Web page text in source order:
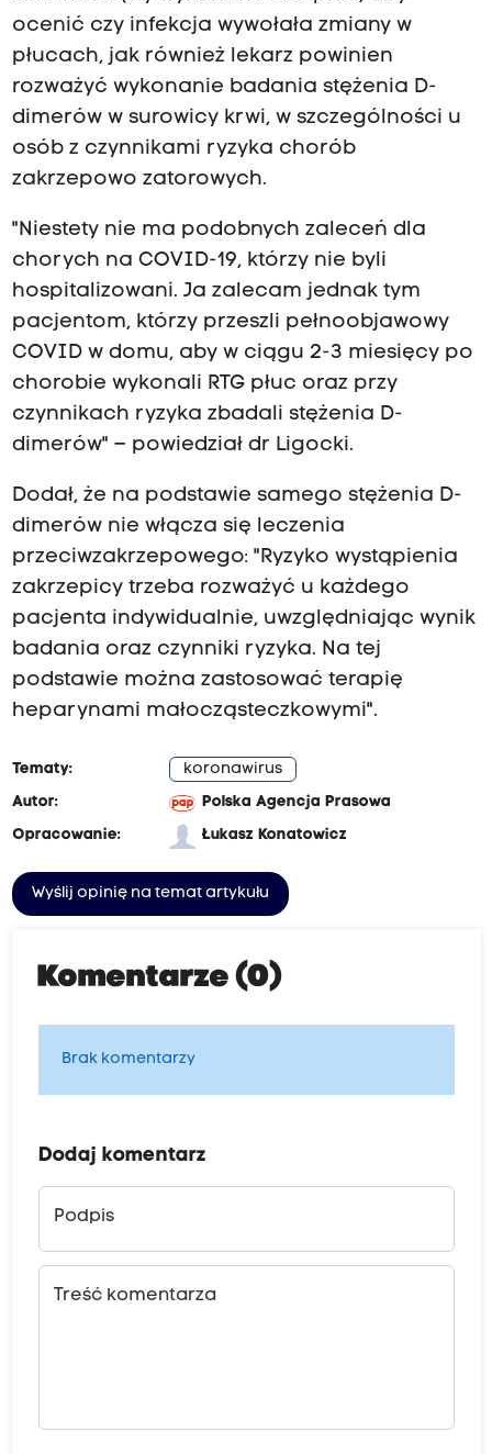
ocenić czy infekcja wywołała zmiany w
płucach, jak również lekarz powinien
rozważyć wykonanie badania stężenia D-
dimerów w surowicy krwi, w szczególności u
osób z czynnikami ryzyka chorób
zakrzepowo zatorowych.
"Niestety nie ma podobnych zaleceń dla
chorych na COVID-19, którzy nie byli
hospitalizowani. Ja zalecam jednak tym
pacjentom, którzy przeszli pełnoobjawowy
COVID w domu, aby w ciągu 2-3 miesięcy po
chorobie wykonali RTG płuc oraz przy
czynnikach ryzyka zbadali stężenia D-
dimerów" – powiedział dr Ligocki.
Dodał, że na podstawie samego stężenia D-
dimerów nie włącza się leczenia
przeciwzakrzepowego: "Ryzyko wystąpienia
zakrzepicy trzeba rozważyć u każdego
pacjenta indywidualnie, uwzględniając wynik
badania oraz czynniki ryzyka. Na tej
podstawie można zastosować terapię
heparynami małocząsteczkowymi".
Tematy:
koronawirus
Autor:
Polska Agencja Prasowa
Opracowanie:
Łukasz Konatowicz
Wyślij opinię na temat artykułu
Komentarze (0)
Brak komentarzy
Dodaj komentarz
Podpis
Treść komentarza